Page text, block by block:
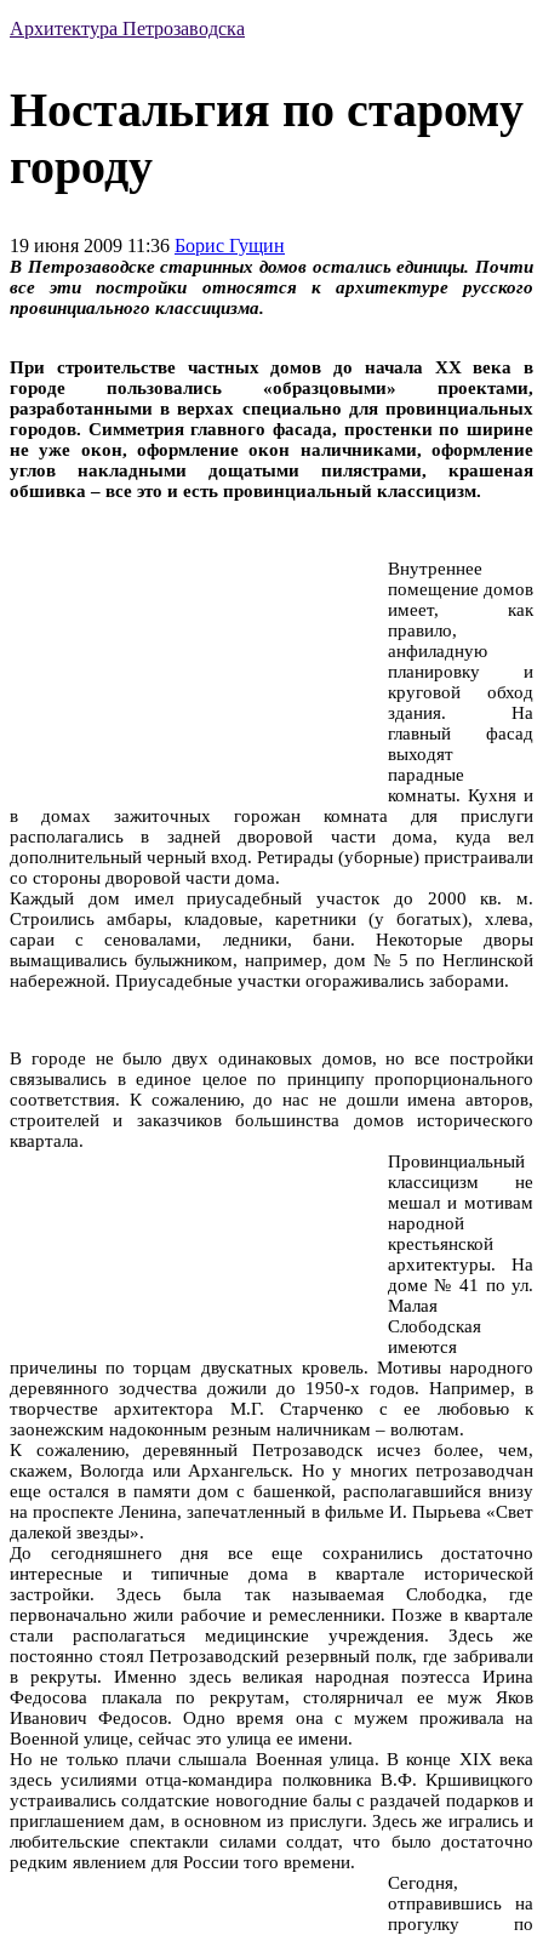
Архитектура Петрозаводска
Ностальгия по старому
городу
19 июня 2009 11:36 Борис Гущин
В Петрозаводске старинных домов остались единицы. Почти
все эти постройки относятся к архитектуре русского
провинциального классицизма.
При строительстве частных домов до начала XX века в
городе пользовались «образцовыми» проектами,
разработанными в верхах специально для провинциальных
городов. Симметрия главного фасада, простенки по ширине
не уже окон, оформление окон наличниками, оформление
углов накладными дощатыми пилястрами, крашеная
обшивка – все это и есть провинциальный классицизм.
Внутреннее
помещение домов
имеет, как
правило,
анфиладную
планировку и
круговой обход
здания. На
главный фасад
выходят
парадные
комнаты. Кухня и
в домах зажиточных горожан комната для прислуги
располагались в задней дворовой части дома, куда вел
дополнительный черный вход. Ретирады (уборные) пристраивали
со стороны дворовой части дома.
Каждый дом имел приусадебный участок до 2000 кв. м.
Строились амбары, кладовые, каретники (у богатых), хлева,
сараи с сеновалами, ледники, бани. Некоторые дворы
вымащивались булыжником, например, дом № 5 по Неглинской
набережной. Приусадебные участки огораживались заборами.
В городе не было двух одинаковых домов, но все постройки
связывались в единое целое по принципу пропорционального
соответствия. К сожалению, до нас не дошли имена авторов,
строителей и заказчиков большинства домов исторического
квартала.
Провинциальный
классицизм не
мешал и мотивам
народной
крестьянской
архитектуры. На
доме № 41 по ул.
Малая
Слободская
имеются
причелины по торцам двускатных кровель. Мотивы народного
деревянного зодчества дожили до 1950-х годов. Например, в
творчестве архитектора М.Г. Старченко с ее любовью к
заонежским надоконным резным наличникам – волютам.
К сожалению, деревянный Петрозаводск исчез более, чем,
скажем, Вологда или Архангельск. Но у многих петрозаводчан
еще остался в памяти дом с башенкой, располагавшийся внизу
на проспекте Ленина, запечатленный в фильме И. Пырьева «Свет
далекой звезды».
До сегодняшнего дня все еще сохранились достаточно
интересные и типичные дома в квартале исторической
застройки. Здесь была так называемая Слободка, где
первоначально жили рабочие и ремесленники. Позже в квартале
стали располагаться медицинские учреждения. Здесь же
постоянно стоял Петрозаводский резервный полк, где забривали
в рекруты. Именно здесь великая народная поэтесса Ирина
Федосова плакала по рекрутам, столярничал ее муж Яков
Иванович Федосов. Одно время она с мужем проживала на
Военной улице, сейчас это улица ее имени.
Но не только плачи слышала Военная улица. В конце XIX века
здесь усилиями отца-командира полковника В.Ф. Кршивицкого
устраивались солдатские новогодние балы с раздачей подарков и
приглашением дам, в основном из прислуги. Здесь же игрались и
любительские спектакли силами солдат, что было достаточно
редким явлением для России того времени.
Сегодня,
отправившись на
прогулку по